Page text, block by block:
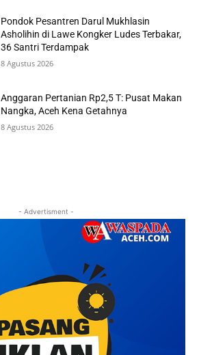
Pondok Pesantren Darul Mukhlasin
Asholihin di Lawe Kongker Ludes Terbakar,
36 Santri Terdampak
8 Agustus 2026
Anggaran Pertanian Rp2,5 T: Pusat Makan
Nangka, Aceh Kena Getahnya
8 Agustus 2026
- Advertisment -